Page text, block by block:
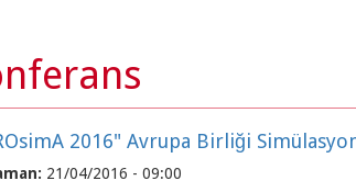
2016" Avrupa Birliği
21/04/2016 - 09:00